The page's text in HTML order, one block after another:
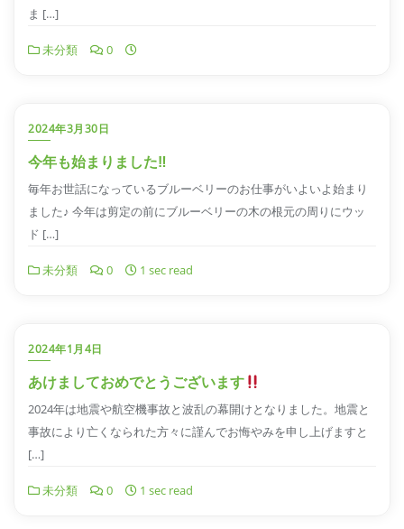
ま […]
未分類 0
2024年3月30日
今年も始まりました‼︎
毎年お世話になっているブルーベリーのお仕事がいよいよ始まり
ました♪ 今年は剪定の前にブルーベリーの木の根元の周りにウッ
ド […]
未分類 0 1 sec read
2024年1月4日
あけましておめでとうございます
2024年は地震や航空機事故と波乱の幕開けとなりました。地震と
事故により亡くなられた方々に謹んでお悔やみを申し上げますと
[…]
未分類 0 1 sec read